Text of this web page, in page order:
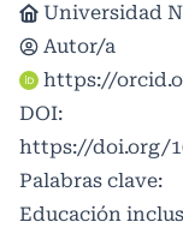
Universidad
Autor/a
https://
DOI:
https://doi.org/
Palabras clave:
Educación